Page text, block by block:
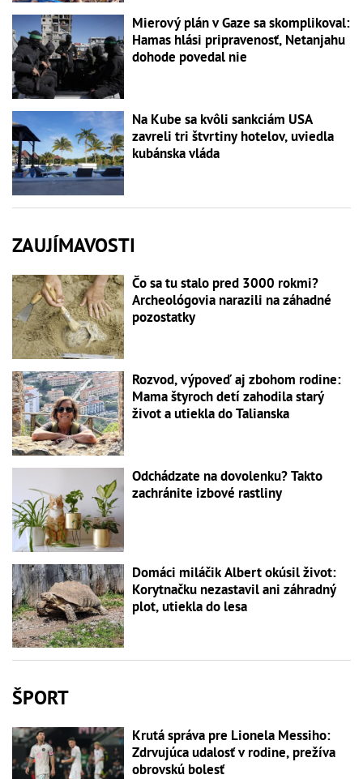
Mierový plán v Gaze sa skomplikoval:
Hamas hlási pripravenosť, Netanjahu
dohode povedal nie
Na Kube sa kvôli sankciám USA
zavreli tri štvrtiny hotelov, uviedla
kubánska vláda
ZAUJÍMAVOSTI
Čo sa tu stalo pred 3000 rokmi?
Archeológovia narazili na záhadné
pozostatky
Rozvod, výpoveď aj zbohom rodine:
Mama štyroch detí zahodila starý
život a utiekla do Talianska
Odchádzate na dovolenku? Takto
zachránite izbové rastliny
Domáci miláčik Albert okúsil život:
Korytnačku nezastavil ani záhradný
plot, utiekla do lesa
ŠPORT
Krutá správa pre Lionela Messiho:
Zdrvujúca udalosť v rodine, prežíva
obrovskú bolesť